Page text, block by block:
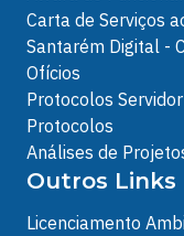
Carta de Serviços
Santarém Digital -
Ofícios
Protocolos Servidor
Protocolos
Análises de
Outros Links
Licenciamento